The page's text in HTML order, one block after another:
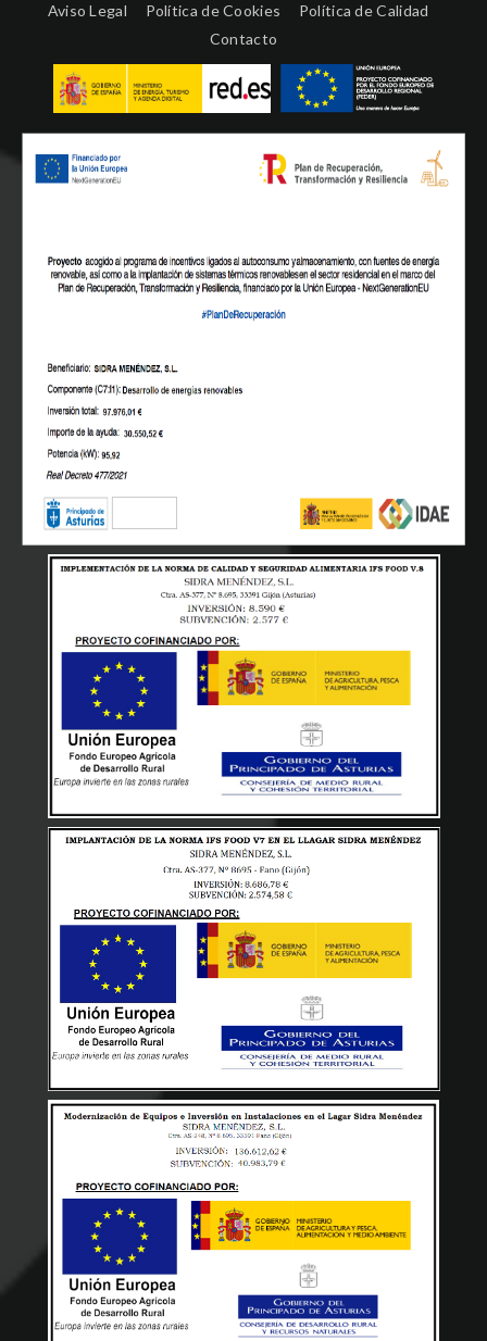
Aviso Legal Política de Cookies
Política de Calidad
Contacto